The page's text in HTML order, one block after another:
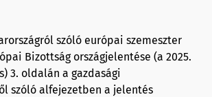
szóló európai szemeszter
Bizottság országjelentése (a 2025.
3. oldalán a gazdasági
szóló alfejezetben a jelentés